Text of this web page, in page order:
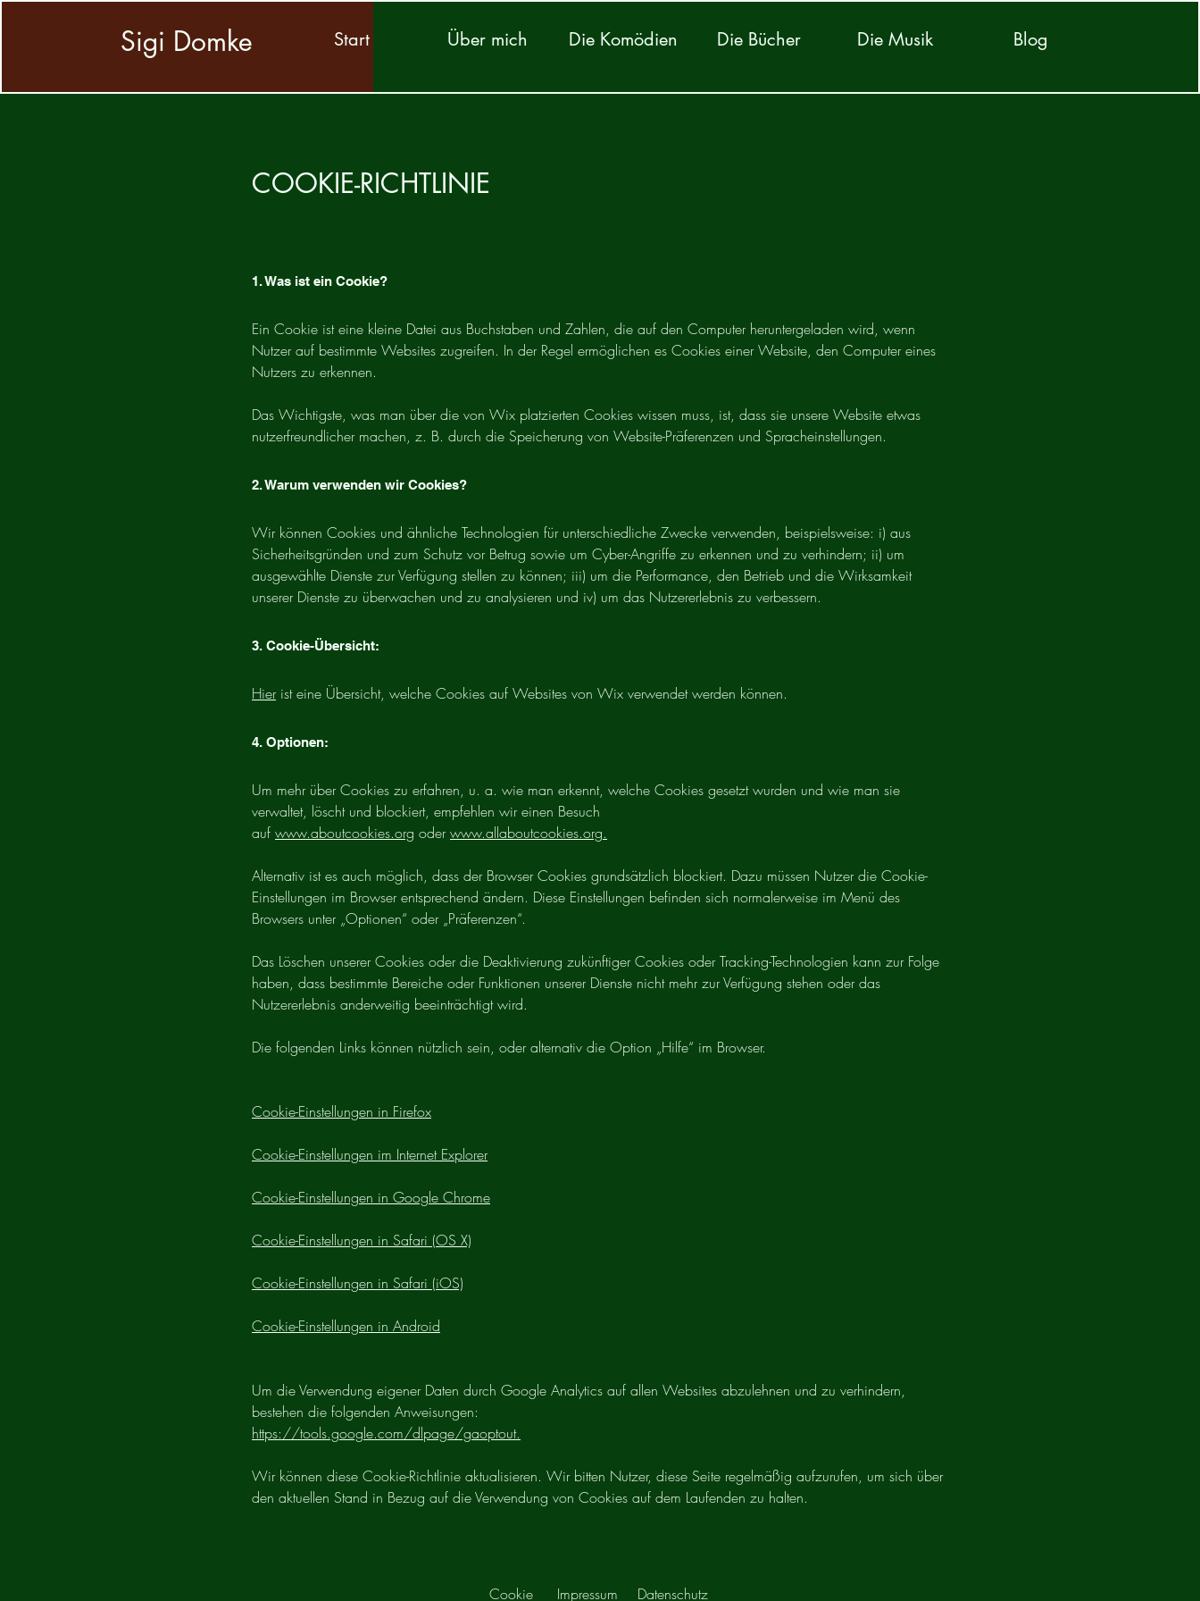
Sigi Domke Start Über mich Die Komödien Die Bücher Die Musik Blog
COOKIE-RICHTLINIE
1. Was ist ein Cookie?
Ein Cookie ist eine kleine Datei aus Buchstaben und Zahlen, die auf den Computer heruntergeladen wird, wenn
Nutzer auf bestimmte Websites zugreifen. In der Regel ermöglichen es Cookies einer Website, den Computer eines
Nutzers zu erkennen.
Das Wichtigste, was man über die von Wix platzierten Cookies wissen muss, ist, dass sie unsere Website etwas
nutzerfreundlicher machen, z. B. durch die Speicherung von Website-Präferenzen und Spracheinstellungen.
2. Warum verwenden wir Cookies?
Wir können Cookies und ähnliche Technologien für unterschiedliche Zwecke verwenden, beispielsweise: i) aus
Sicherheitsgründen und zum Schutz vor Betrug sowie um Cyber-Angriffe zu erkennen und zu verhindern; ii) um
ausgewählte Dienste zur Verfügung stellen zu können; iii) um die Performance, den Betrieb und die Wirksamkeit
unserer Dienste zu überwachen und zu analysieren und iv) um das Nutzererlebnis zu verbessern.
3. Cookie-Übersicht:
Hierist eine Übersicht, welche Cookies auf Websites von Wix verwendet werden können.
4. Optionen:
Um mehr über Cookies zu erfahren, u. a. wie man erkennt, welche Cookies gesetzt wurden und wie man sie
verwaltet, löscht und blockiert, empfehlen wir einen Besuch
auf www.aboutcookies.org oderwww.allaboutcookies.org.
Alternativ ist es auch möglich, dass der Browser Cookies grundsätzlich blockiert. Dazu müssen Nutzer die Cookie-
Einstellungen im Browser entsprechend ändern. Diese Einstellungen befinden sich normalerweise im Menü des
Browsers unter „Optionen“ oder „Präferenzen“.
Das Löschen unserer Cookies oder die Deaktivierung zukünftiger Cookies oder Tracking-Technologien kann zur Folge
haben, dass bestimmte Bereiche oder Funktionen unserer Dienste nicht mehr zur Verfügung stehen oder das
Nutzererlebnis anderweitig beeinträchtigt wird.
Die folgenden Links können nützlich sein, oder alternativ die Option „Hilfe“ im Browser.
Cookie-Einstellungen in Firefox
Cookie-Einstellungen im Internet Explorer
Cookie-Einstellungen in Google Chrome
Cookie-Einstellungen in Safari (OS X)
Cookie-Einstellungen in Safari (iOS)
Cookie-Einstellungen in Android
Um die Verwendung eigener Daten durch Google Analytics auf allen Websites abzulehnen und zu verhindern,
bestehen die folgenden Anweisungen:
https://tools.google.com/dlpage/gaoptout.
Wir können diese Cookie-Richtlinie aktualisieren. Wir bitten Nutzer, diese Seite regelmäßig aufzurufen, um sich über
den aktuellen Stand in Bezug auf die Verwendung von Cookies auf dem Laufenden zu halten.
Cookie Impressum Datenschutz